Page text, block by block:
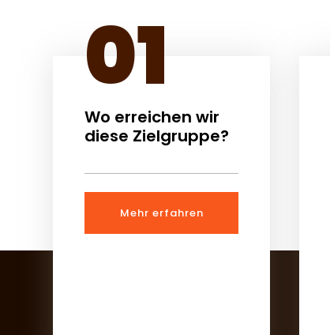
01
Wo erreichen wir
diese Zielgruppe?
Mehr erfahren